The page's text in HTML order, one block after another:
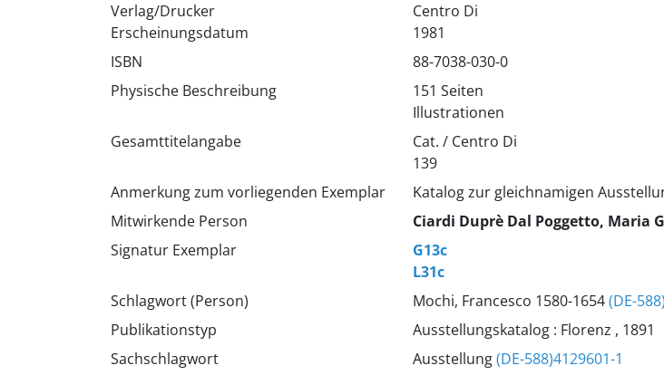
Verlag/Drucker
Erscheinungsdatum
Centro Di
1981
ISBN
88-7038-030-0
Physische Beschreibung
151 Seiten
Illustrationen
Gesamttitelangabe
Cat. / Centro Di
139
Anmerkung zum vorliegenden Exemplar
Katalog zur gleichnamigen
Mitwirkende Person
Ciardi Duprè Dal Poggetto, Maria
Signatur Exemplar
G13c
L31c
Schlagwort (Person)
Mochi, Francesco 1580-1654(DE-
Publikationstyp
Ausstellungskatalog : Florenz , 1891
Sachschlagwort
Ausstellung(DE-588)4129601-1